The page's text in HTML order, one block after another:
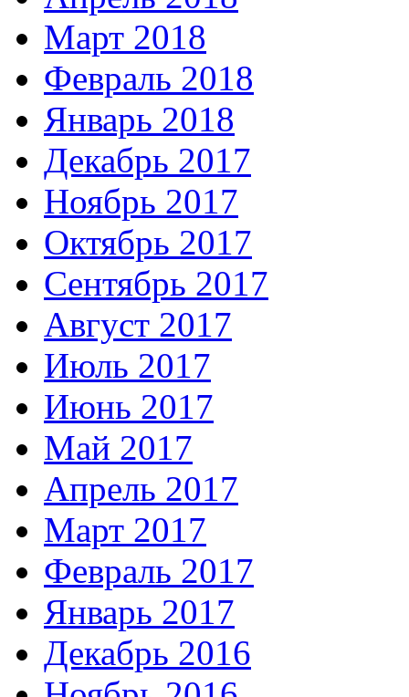
Март 2018
Февраль 2018
Январь 2018
Декабрь 2017
Ноябрь 2017
Октябрь 2017
Сентябрь 2017
Август 2017
Июль 2017
Июнь 2017
Май 2017
Апрель 2017
Март 2017
Февраль 2017
Январь 2017
Декабрь 2016